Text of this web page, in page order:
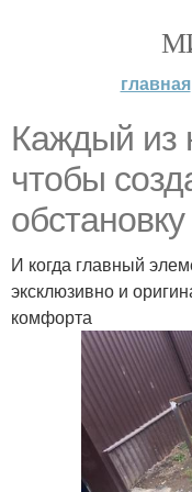
главная
Каждый из
чтобы
И когда главный
эксклюзивно и
комфорта